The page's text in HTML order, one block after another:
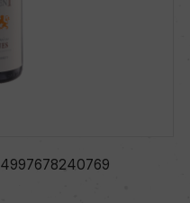
4997678240769